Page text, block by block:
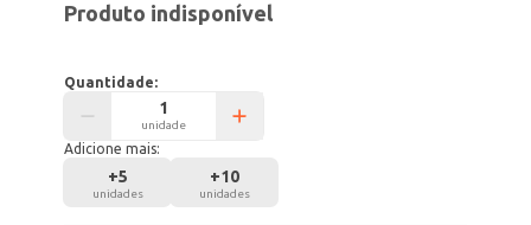
Produto indisponível
Quantidade:
unidade
Adicione mais:
+5
unidades
+10
unidades